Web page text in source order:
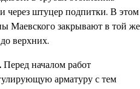
через штуцер подпитки. В этом
Маевского закрывают в той же
верхних.
Перед началом работ
арматуру с тем